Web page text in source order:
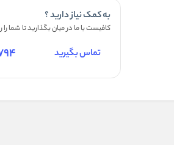
به کمک نیاز دارید ؟
کافیست با ما در میان بگذارید تا شما
تماس بگیرید